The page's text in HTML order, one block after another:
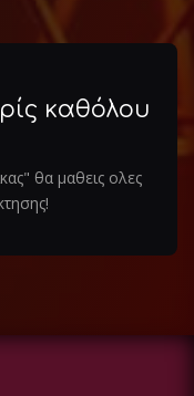
καθόλου
θα μαθεις ολες